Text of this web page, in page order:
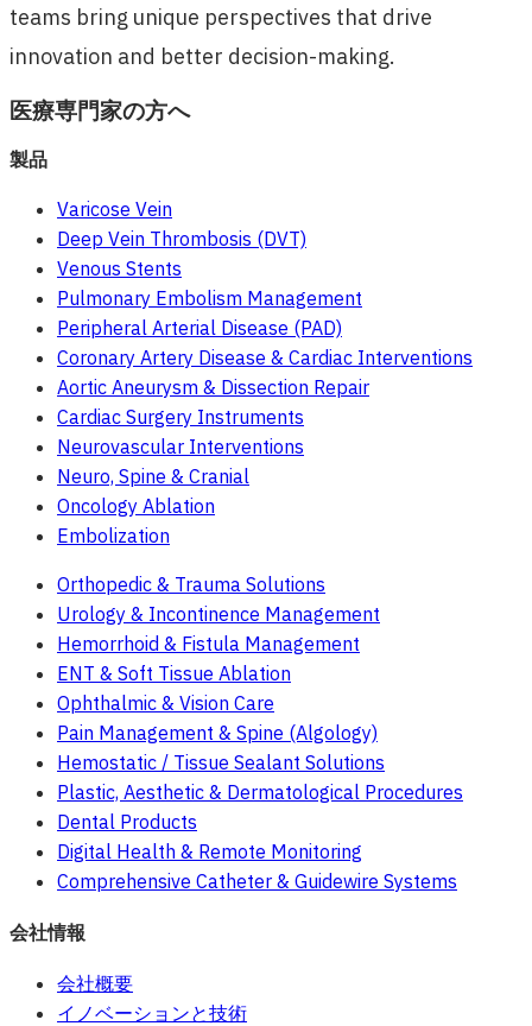
teams bring unique perspectives that drive
innovation and better decision-making.
医療専門家の方へ
製品
Varicose Vein
Deep Vein Thrombosis (DVT)
Venous Stents
Pulmonary Embolism Management
Peripheral Arterial Disease (PAD)
Coronary Artery Disease & Cardiac Interventions
Aortic Aneurysm & Dissection Repair
Cardiac Surgery Instruments
Neurovascular Interventions
Neuro, Spine & Cranial
Oncology Ablation
Embolization
Orthopedic & Trauma Solutions
Urology & Incontinence Management
Hemorrhoid & Fistula Management
ENT & Soft Tissue Ablation
Ophthalmic & Vision Care
Pain Management & Spine (Algology)
Hemostatic / Tissue Sealant Solutions
Plastic, Aesthetic & Dermatological Procedures
Dental Products
Digital Health & Remote Monitoring
Comprehensive Catheter & Guidewire Systems
会社情報
会社概要
イノベーションと技術